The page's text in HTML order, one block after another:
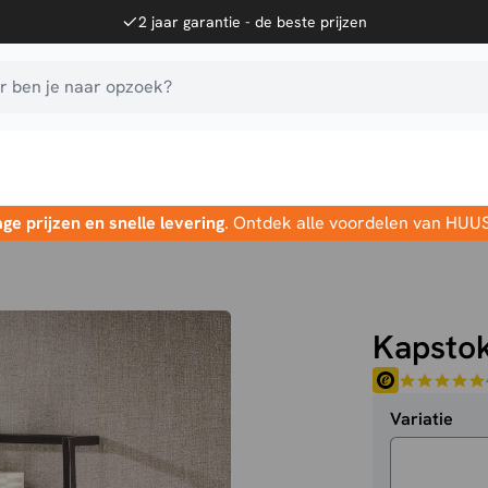
2 jaar garantie - de beste prijzen
ben je naar opzoek?
prijzen en snelle levering. Ontdek alle voordelen van
Variatie